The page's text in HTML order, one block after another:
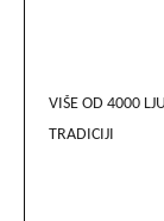
VIŠE OD 4000
TRADICIJI